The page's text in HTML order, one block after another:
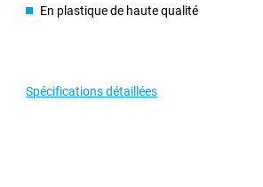
En plastique de haute qualité
Spécifications détaillées